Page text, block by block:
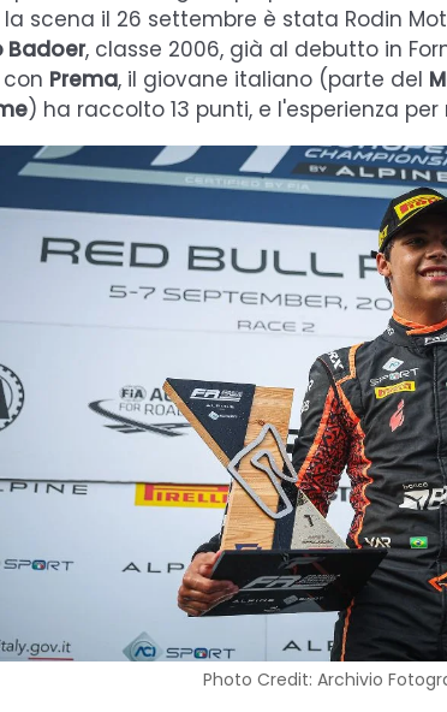
la scena il 26 settembre è stata Rodin
Badoer, classe 2006, già al debutto in
con Prema, il giovane italiano (parte del
) ha raccolto 13 punti, e l'esperienza
Photo Credit: Archivio